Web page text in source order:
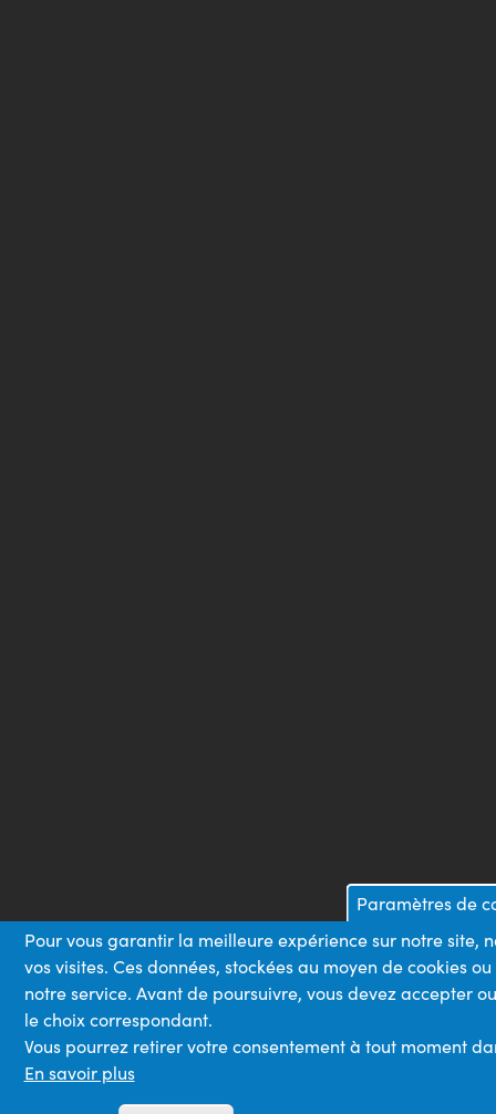
Paramètres de
Pour vous garantir la meilleure expérience sur notre site,
vos visites. Ces données, stockées au moyen de cookies
notre service. Avant de poursuivre, vous devez accepter
le choix correspondant.
Vous pourrez retirer votre consentement à tout moment
En savoir plus